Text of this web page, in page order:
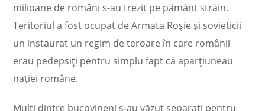
milioane de români s-au trezit pe pământ străin.
Teritoriul a fost ocupat de Armata Roşie şi sovieticii
un instaurat un regim de teroare în care românii
erau pedepsiţi pentru simplu fapt că aparţiuneau
naţiei române.
Mulţi dintre bucovineni s-au văzut separaţi pentru